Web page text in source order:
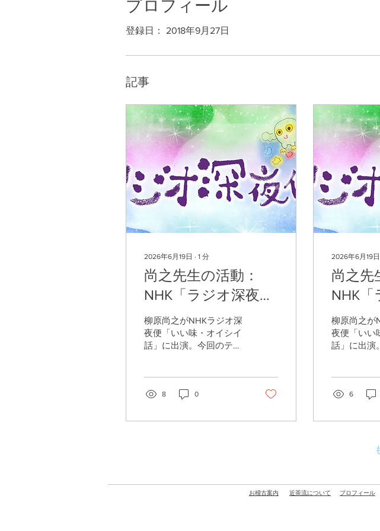
プロフィール
登録日： 2018年9月27日
記事
2026年6月19日 ∙ 1 分
尚之先生の活動：
NHK「ラジオ深夜
便」6月20日深夜〜
21日早朝に出演しま
す
柳原尚之がNHKラジオ深
夜便「いい味・オイシイ
話」に出演。今回のテー
い。
8 0
2026年6月19日
尚之先
NHK「
便」6
21日早
す
柳原尚之が
夜便「いい
話」に出演
い。
6
お稽古案内 近茶流について プロフィール